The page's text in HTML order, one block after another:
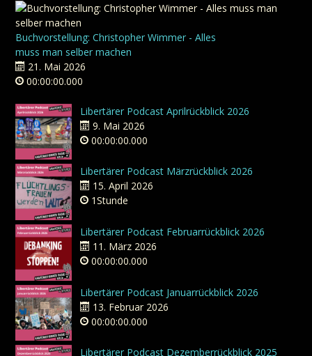
Buchvorstellung: Christopher Wimmer - Alles
muss man selber machen
21. Mai 2026
00:00:00.000
Libertärer Podcast Aprilrückblick 2026
9. Mai 2026
00:00:00.000
Libertärer Podcast Märzrückblick 2026
15. April 2026
1Stunde
Libertärer Podcast Februarrückblick 2026
11. März 2026
00:00:00.000
Libertärer Podcast Januarrückblick 2026
13. Februar 2026
00:00:00.000
Libertärer Podcast Dezemberrückblick 2025